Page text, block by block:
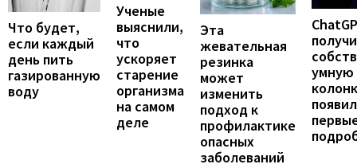
Что будет,
если каждый
день пить
газированную
воду
Ученые
выяснили,
что
ускоряет
старение
организма
на самом
деле
Эта
жевательная
резинка
может
изменить
подход к
профилактике
опасных
заболеваний
умную